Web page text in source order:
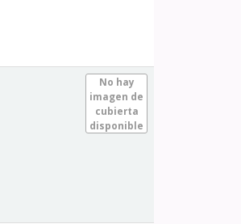
No hay
imagen de
cubierta
disponible